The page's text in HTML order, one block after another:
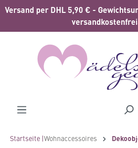
springen
Versand per DHL 5,90 € -
Startseite |Wohnaccessoires